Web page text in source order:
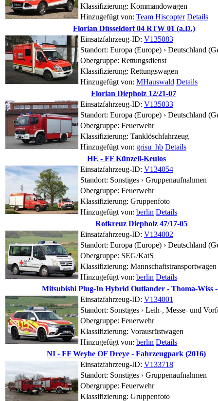
Klassifizierung: Kommandowagen
Hinzugefügt von: Team Hiscopter Details
Florian Düsseldorf 04 RTW 01 (a.D.)
Einsatzfahrzeug-ID: V135083
Standort: Europa (Europe) › Deutschland
Obergruppe: Rettungsdienst
Klassifizierung: Rettungswagen
Hinzugefügt von: MHauswald Details
Florian Diepholz 12/21-07
Einsatzfahrzeug-ID: V135033
Standort: Europa (Europe) › Deutschland
Obergruppe: Feuerwehr
Klassifizierung: Tanklöschfahrzeug
Hinzugefügt von: grisu_hb Details
HE - FF Künzell-Keulos
Einsatzfahrzeug-ID: V134054
Standort: Sonstiges › Gruppenaufnahmen
Obergruppe: Feuerwehr
Klassifizierung: Gruppenfoto
Hinzugefügt von: berlin Details
Rotkreuz Diepholz 47/17-05
Einsatzfahrzeug-ID: V134002
Standort: Europa (Europe) › Deutschland
Obergruppe: SEG/KatS
Klassifizierung: Mannschaftstransportwagen
Hinzugefügt von: berlin Details
Mitsubishi Plug-In Hybrid Outlander - Thoma-Wiss
Einsatzfahrzeug-ID: V134001
Standort: Sonstiges › Leih-, Messe- und
Obergruppe: Feuerwehr
Klassifizierung: Vorausrüstwagen
Hinzugefügt von: berlin Details
NI - FF Weyhe OF Dreye - Fahrzeugpark (2016)
Einsatzfahrzeug-ID: V133718
Standort: Sonstiges › Gruppenaufnahmen
Obergruppe: Feuerwehr
Klassifizierung: Gruppenfoto